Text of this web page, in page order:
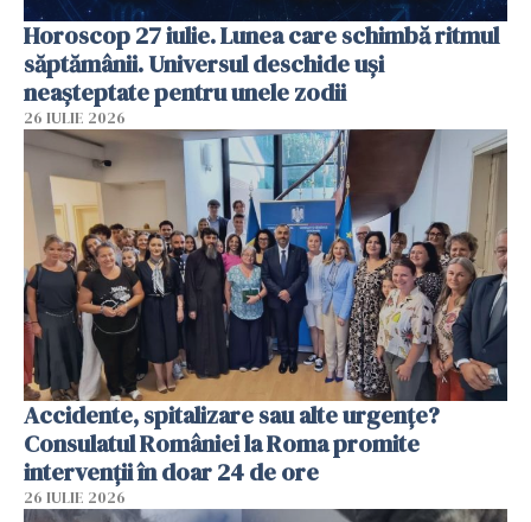
Horoscop 27 iulie. Lunea care schimbă ritmul
săptămânii. Universul deschide uși
neașteptate pentru unele zodii
26 IULIE 2026
Accidente, spitalizare sau alte urgențe?
Consulatul României la Roma promite
intervenții în doar 24 de ore
26 IULIE 2026